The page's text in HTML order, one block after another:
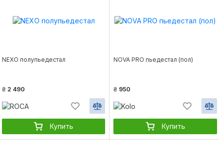
NEXO полупьедестал
₴ 2 490
Купить
NOVA PRO пьедестал (пол)
₴ 950
Купить